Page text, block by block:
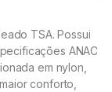
TSA. Possui
ANAC
em nylon,
conforto,